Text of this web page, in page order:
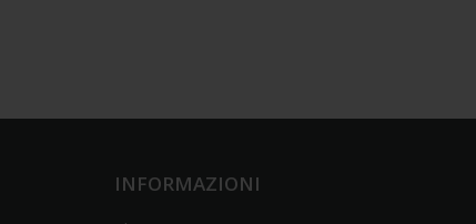
INFORMAZIONI